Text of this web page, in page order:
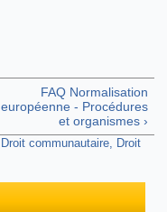
FAQ Normalisation
européenne - Procédures
et organismes ›
Droit communautaire
Droit